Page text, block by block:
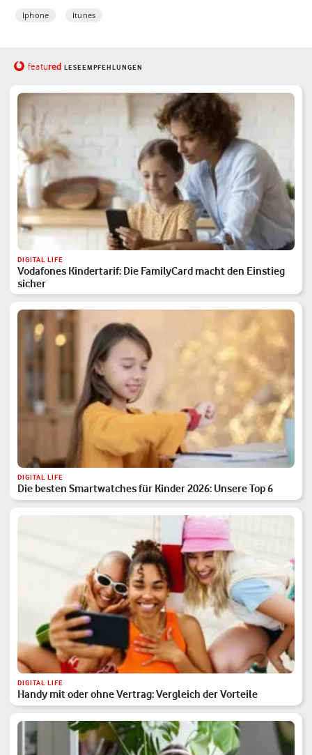
Iphone Itunes
featured LESEEMPFEHLUNGEN
DIGITAL LIFE
Vodafones Kindertarif: Die FamilyCard macht den Einstieg
sicher
DIGITAL LIFE
Die besten Smartwatches für Kinder 2026: Unsere Top 6
DIGITAL LIFE
Handy mit oder ohne Vertrag: Vergleich der Vorteile